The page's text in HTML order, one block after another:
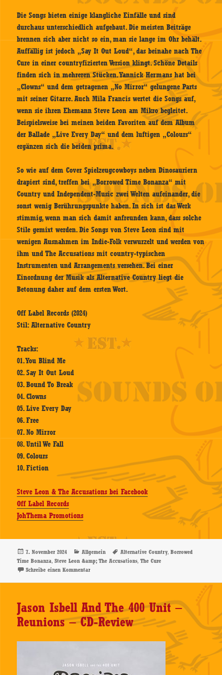
Die Songs bieten einige klangliche Einfälle und sind
durchaus unterschiedlich aufgebaut. Die meisten Beiträge
brennen sich aber nicht so ein, man sie lange im Ohr behält.
Auffällig ist jedoch „Say It Out Loud“, das beinahe nach The
Cure in einer countryfizierten Version klingt. Schöne Details
finden sich in mehreren Stücken. Yannick Hermans hat bei
„Clowns“ und dem getragenen „No Mirror“ gelungene Parts
mit seiner Gitarre. Auch Mila Francis wertet die Songs auf,
wenn sie ihren Ehemann Steve Leon am Mikro begleitet.
Beispielsweise bei meinen beiden Favoriten auf dem Album
der Ballade „Live Every Day“ und dem luftigen „Colours“
ergänzen sich die beiden prima.
So wie auf dem Cover Spielzeugcowboys neben Dinosauriern
drapiert sind, treffen bei „Borrowed Time Bonanza“ mit
Country und Independent-Music zwei Welten aufeinander, die
sonst wenig Berührungspunkte haben. In sich ist das Werk
stimmig, wenn man sich damit anfreunden kann, dass solche
Stile gemixt werden. Die Songs von Steve Leon sind mit
wenigen Ausnahmen im Indie-Folk verwurzelt und werden von
ihm und The Accusations mit country-typischen
Instrumenten und Arrangements versehen. Bei einer
Einordnung der Musik als Alternative Country liegt die
Betonung daher auf dem ersten Wort.
Off Label Records (2024)
Stil: Alternative Country
Tracks:
01. You Blind Me
02. Say It Out Loud
03. Bound To Break
04. Clowns
05. Live Every Day
06. Free
07. No Mirror
08. Until We Fall
09. Colours
10. Fiction
Steve Leon & The Accusations bei Facebook
Off Label Records
JohThema Promotions
Veröffentlicht
am
7. November 2024 Kategorien
Allgemein Schlagwörter
Alternative Country,Borrowed
Time Bonanza,Steve Leon &amp; The Accusations,The Cure
Schreibe einen Kommentarzu Steve Leon & The Accusations – Borrowed Time
Jason Isbell And The 400 Unit –
Reunions – CD-Review